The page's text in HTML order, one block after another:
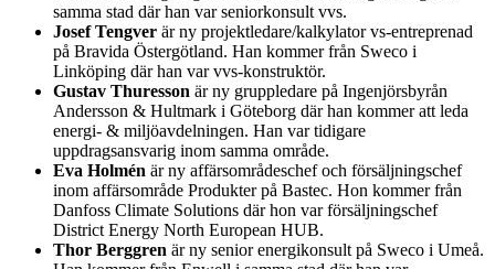
samma stad där han var seniorkonsult vvs.
Josef Tengver är ny projektledare/kalkylator vs-entreprenad
på Bravida Östergötland. Han kommer från Sweco i
Linköping där han var vvs-konstruktör.
Gustav Thuresson är ny gruppledare på Ingenjörsbyrån
Andersson & Hultmark i Göteborg där han kommer att leda
energi- & miljöavdelningen. Han var tidigare
uppdragsansvarig inom samma område.
Eva Holmén är ny affärsområdeschef och försäljningschef
inom affärsområde Produkter på Bastec. Hon kommer från
Danfoss Climate Solutions där hon var försäljningschef
District Energy North European HUB.
Thor Berggren är ny senior energikonsult på Sweco i Umeå.